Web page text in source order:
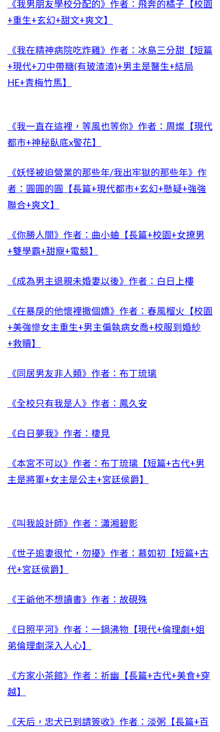
《我男朋友學校分配的》作者：飛奔的橘子【校園
+重生+玄幻+甜文+爽文】
《我在精神病院吃炸雞》作者：冰島三分甜【短篇
+現代+刀中帶糖(有玻渣渣)+男主是醫生+結局
HE+青梅竹馬】
《我一直在這裡，等風也等你》作者：周燦【現代
都市+神秘臥底x警花】
《妖怪被迫營業的那些年/我出牢獄的那些年》作
者：圓圓的圓【長篇+現代都市+玄幻+懸疑+強強
聯合+爽文】
《你勝人間》作者：曲小蛐【長篇+校園+女撩男
+雙學霸+甜寵+電競】
《成為男主退親未婚妻以後》作者：白日上樓
《在暴戾的他懷裡撒個嬌》作者：春風榴火【校園
+美強慘女主重生+男主偏執病女喬+校服到婚紗
+救贖】
《同居男友非人類》作者：布丁琉璃
《全校只有我是人》作者：鳳久安
《白日夢我》作者：棲見
《本宮不可以》作者：布丁琉璃【短篇+古代+男
主是將軍+女主是公主+宮廷侯爵】
《叫我設計師》作者：瀟湘碧影
《世子追妻很忙，勿擾》作者：慕如初【短篇+古
代+宮廷侯爵】
《王爺他不想讀書》作者：故硯殊
《日照平河》作者：一鍋沸物【現代+倫理劇+姐
弟倫理劇深入人心】
《方家小茶館》作者：祈幽【長篇+古代+美食+穿
越】
《天后，忠犬已到請簽收》作者：淡粥【長篇+百